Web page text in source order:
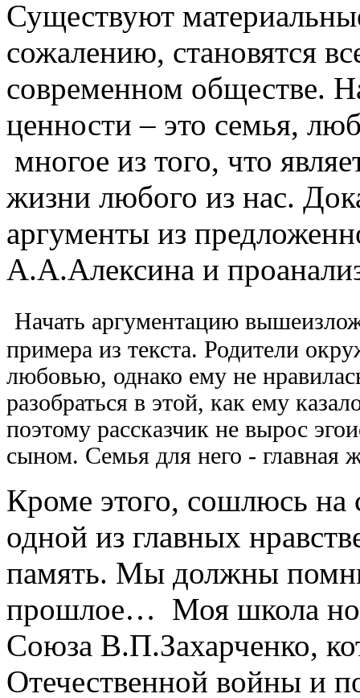
Существуют
сожалению, становятся
современном обществе.
ценности – это семья,
многое из того, что
жизни любого из нас.
аргументы из
А.А.Алексина и
Начать аргументацию
примера из текста. Родители
любовью, однако ему не
разобраться в этой, как ему
поэтому рассказчик не вырос
сыном. Семья для него - главная
Кроме этого, сошлюсь
одной из главных
память. Мы должны
прошлое… Моя школа
Союза В.П.Захарченко,
Отечественной войны и